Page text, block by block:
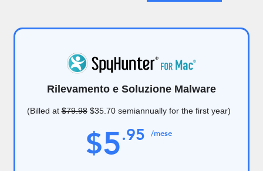
Rilevamento e Soluzione Malware
$5.95 /mese
(Billed at$79.98 $35.70semiannually for the first year)